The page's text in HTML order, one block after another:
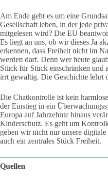
Am Ende geht es um eine
Gesellschaft leben, in der jede
mitgelesen wird? Die EU
Es liegt an uns, ob wir dieses Ja
erkennen, dass Freiheit nicht im
werden darf. Denn wer heute
Stück für Stück einschränken und
irrt gewaltig. Die Geschichte lehrt
Die Chatkontrolle ist kein
der Einstieg in ein
Europa auf Jahrzehnte hinaus
Kinderschutz. Es geht um
geben wir nicht nur unsere
auch ein zentrales Stück Freiheit.
Quellen